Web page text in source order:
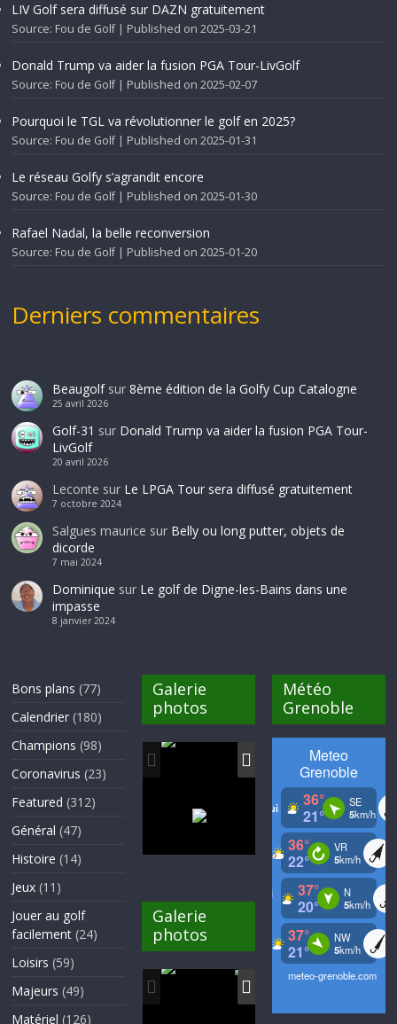
LIV Golf sera diffusé sur DAZN gratuitement
Source: Fou de Golf Published on 2025-03-21
Donald Trump va aider la fusion PGA Tour-LivGolf
Source: Fou de Golf Published on 2025-02-07
Pourquoi le TGL va révolutionner le golf en 2025?
Source: Fou de Golf Published on 2025-01-31
Le réseau Golfy s’agrandit encore
Source: Fou de Golf Published on 2025-01-30
Rafael Nadal, la belle reconversion
Source: Fou de Golf Published on 2025-01-20
Derniers commentaires
Beaugolfsur 8ème édition de la Golfy Cup Catalogne
25 avril 2026
Golf-31 sur Donald Trump va aider la fusion PGA Tour-
LivGolf
20 avril 2026
Leconte sur Le LPGA Tour sera diffusé gratuitement
7 octobre 2024
Salgues maurice sur Belly ou long putter, objets de
dicorde
7 mai 2024
Dominique sur Le golf de Digne-les-Bains dans une
impasse
8 janvier 2024
Bons plans (77)
Calendrier (180)
Champions (98)
Coronavirus (23)
Featured (312)
Général (47)
Histoire (14)
Jeux (11)
Jouer au golf
facilement (24)
Loisirs (59)
Majeurs (49)
Matériel (126)
Galerie
photos
Galerie
photos
Météo
Grenoble